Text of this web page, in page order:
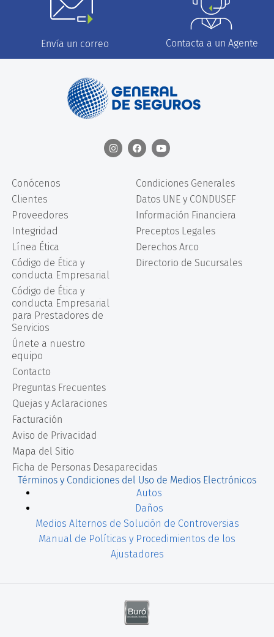
Envía un correo Contacta a un Agente
Conócenos
Clientes
Proveedores
Integridad
Línea Ética
Código de Ética y
conducta Empresarial
Código de Ética y
conducta Empresarial
para Prestadores de
Servicios
Únete a nuestro
equipo
Condiciones Generales
Datos UNE y CONDUSEF
Información Financiera
Preceptos Legales
Derechos Arco
Directorio de Sucursales
Contacto
Preguntas Frecuentes
Quejas y Aclaraciones
Facturación
Aviso de Privacidad
Mapa del Sitio
Ficha de Personas Desaparecidas
Términos y Condiciones del Uso de Medios Electrónicos
Autos
Daños
Medios Alternos de Solución de Controversias
Manual de Políticas y Procedimientos de los
Ajustadores